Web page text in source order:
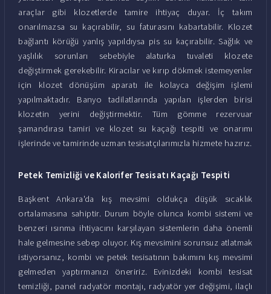
araçlar gibi klozetlerde tamire ihtiyaç duyar. İç takım
onarılmazsa su kaçırabilir, su faturasını kabartabilir. Klozet
bağlantı körüğü yanlış yapıldıysa pis su kaçırabilir. Sağlık ve
yaşlılık sorunları sebebiyle alaturka tuvaleti klozete
değiştirmek gerekebilir. Kiracılar ve kırıp dökmek istemeyenler
için klozet dönüşüm aparatı ile kolayca değişim işlemi
yapılmaktadır. Banyo tadilatlarında yapılan işlerden birisi
klozetin yerini değiştirmektir. Tüm gömme rezervuar
şamandırası tamiri ve klozet su kaçağı tespiti ve onarımı
işlerinde ve tamirinde uzman tesisatçılarımızla hizmete hazırız.
Petek Temizliği ve Kalorifer Tesisatı Kaçağı Tespiti
Başkent Ankara'da kış mevsimi oldukça düşük sıcaklık
ortalamasına sahiptir. Durum böyle olunca kombi sistemi ve
benzeri ısınma ihtiyacını karşılayan sistemlerin daha önemli
hale gelmesine sebep oluyor. Kış mevsimini sorunsuz atlatmak
istiyorsanız, kombi ve petek tesisatının bakımını kış mevsimi
gelmeden yaptırmanızı öneririz. Evinizdeki kombi tesisat
temizliği, panel radyatör montajı, radyatör yer değişimi, ilaçlı